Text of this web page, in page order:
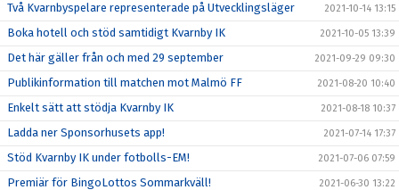
Två Kvarnbyspelare representerade på Utvecklingsläger 2021-10-14 13:15
Boka hotell och stöd samtidigt Kvarnby IK 2021-10-05 13:39
Det här gäller från och med 29 september 2021-09-29 09:30
Publikinformation till matchen mot Malmö FF 2021-08-20 10:40
Enkelt sätt att stödja Kvarnby IK 2021-08-18 10:37
Ladda ner Sponsorhusets app! 2021-07-14 17:37
Stöd Kvarnby IK under fotbolls-EM! 2021-07-06 07:59
Premiär för BingoLottos Sommarkväll! 2021-06-30 13:22